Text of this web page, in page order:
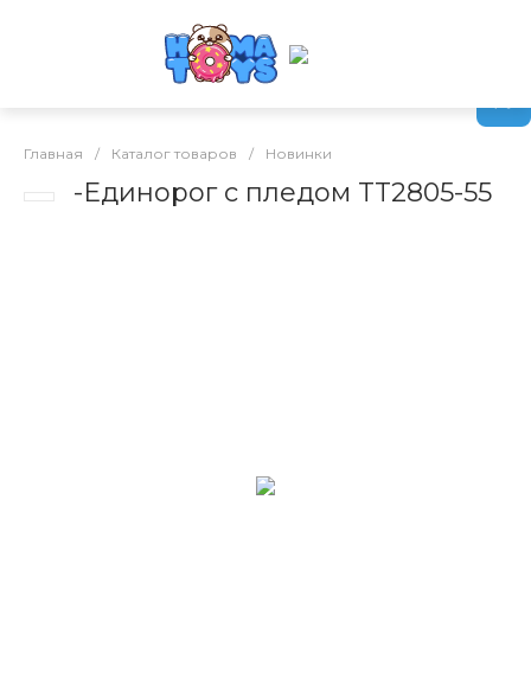
Главная / Каталог товаров / Новинки
-Единорог с пледом TT2805-55